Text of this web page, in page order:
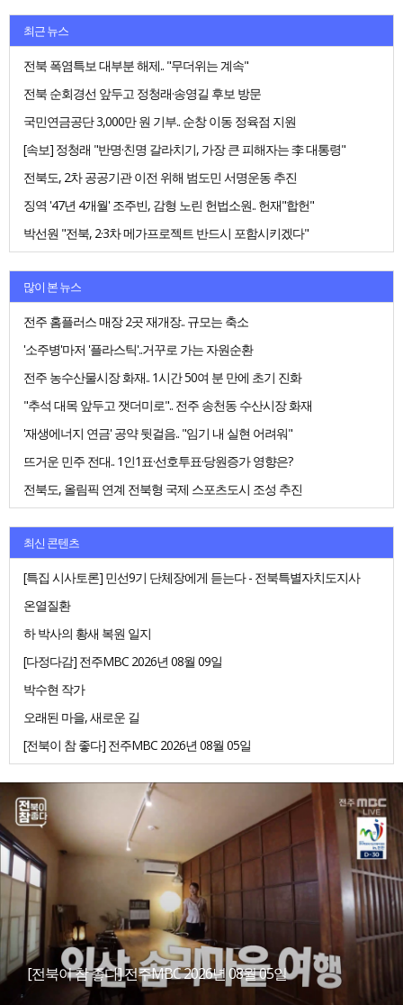
최근 뉴스
전북 폭염특보 대부분 해제.. "무더위는 계속"
전북 순회경선 앞두고 정청래·송영길 후보 방문
국민연금공단 3,000만 원 기부.. 순창 이동 정육점 지원
[속보] 정청래 "반명·친명 갈라치기, 가장 큰 피해자는 李 대통령"
전북도, 2차 공공기관 이전 위해 범도민 서명운동 추진
징역 '47년 4개월' 조주빈, 감형 노린 헌법소원.. 헌재"합헌"
박선원 "전북, 2·3차 메가프로젝트 반드시 포함시키겠다"
많이 본 뉴스
전주 홈플러스 매장 2곳 재개장.. 규모는 축소
'소주병'마저 '플라스틱'..거꾸로 가는 자원순환
전주 농수산물시장 화재.. 1시간 50여 분 만에 초기 진화
"추석 대목 앞두고 잿더미로".. 전주 송천동 수산시장 화재
'재생에너지 연금' 공약 뒷걸음.. "임기 내 실현 어려워"
뜨거운 민주 전대.. 1인1표·선호투표·당원증가 영향은?
전북도, 올림픽 연계 전북형 국제 스포츠도시 조성 추진
최신 콘텐츠
[특집 시사토론] 민선9기 단체장에게 듣는다 - 전북특별자치도지사
온열질환
하 박사의 황새 복원 일지
[다정다감] 전주MBC 2026년 08월 09일
박수현 작가
오래된 마을, 새로운 길
[전북이 참 좋다] 전주MBC 2026년 08월 05일
[전북이 참 좋다] 전주MBC 2026년 08월 05일